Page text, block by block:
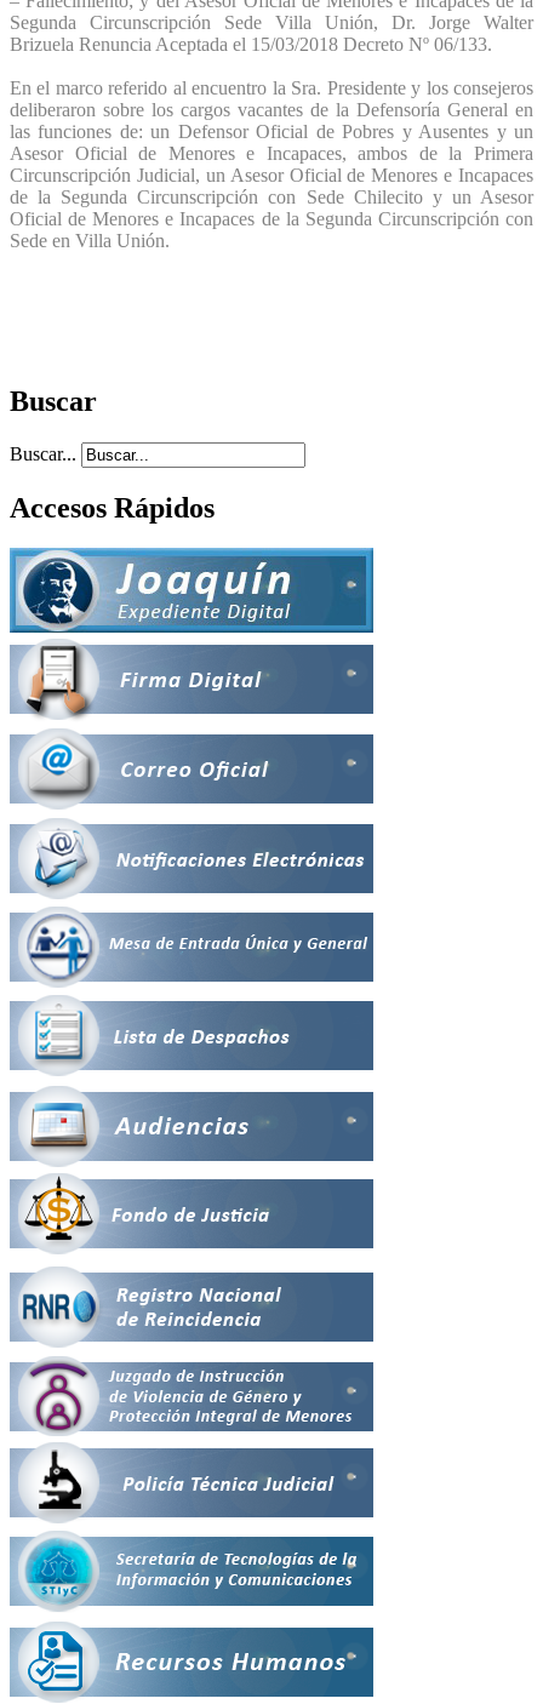
Segunda Circunscripción Sede Villa Unión, Dr. Jorge Walter
Brizuela Renuncia Aceptada el 15/03/2018 Decreto Nº 06/133.
En el marco referido al encuentro la Sra. Presidente y los consejeros
deliberaron sobre los cargos vacantes de la Defensoría General en
las funciones de: un Defensor Oficial de Pobres y Ausentes y un
Asesor Oficial de Menores e Incapaces, ambos de la Primera
Circunscripción Judicial, un Asesor Oficial de Menores e Incapaces
de la Segunda Circunscripción con Sede Chilecito y un Asesor
Oficial de Menores e Incapaces de la Segunda Circunscripción con
Sede en Villa Unión.
Buscar
Buscar...
Accesos Rápidos